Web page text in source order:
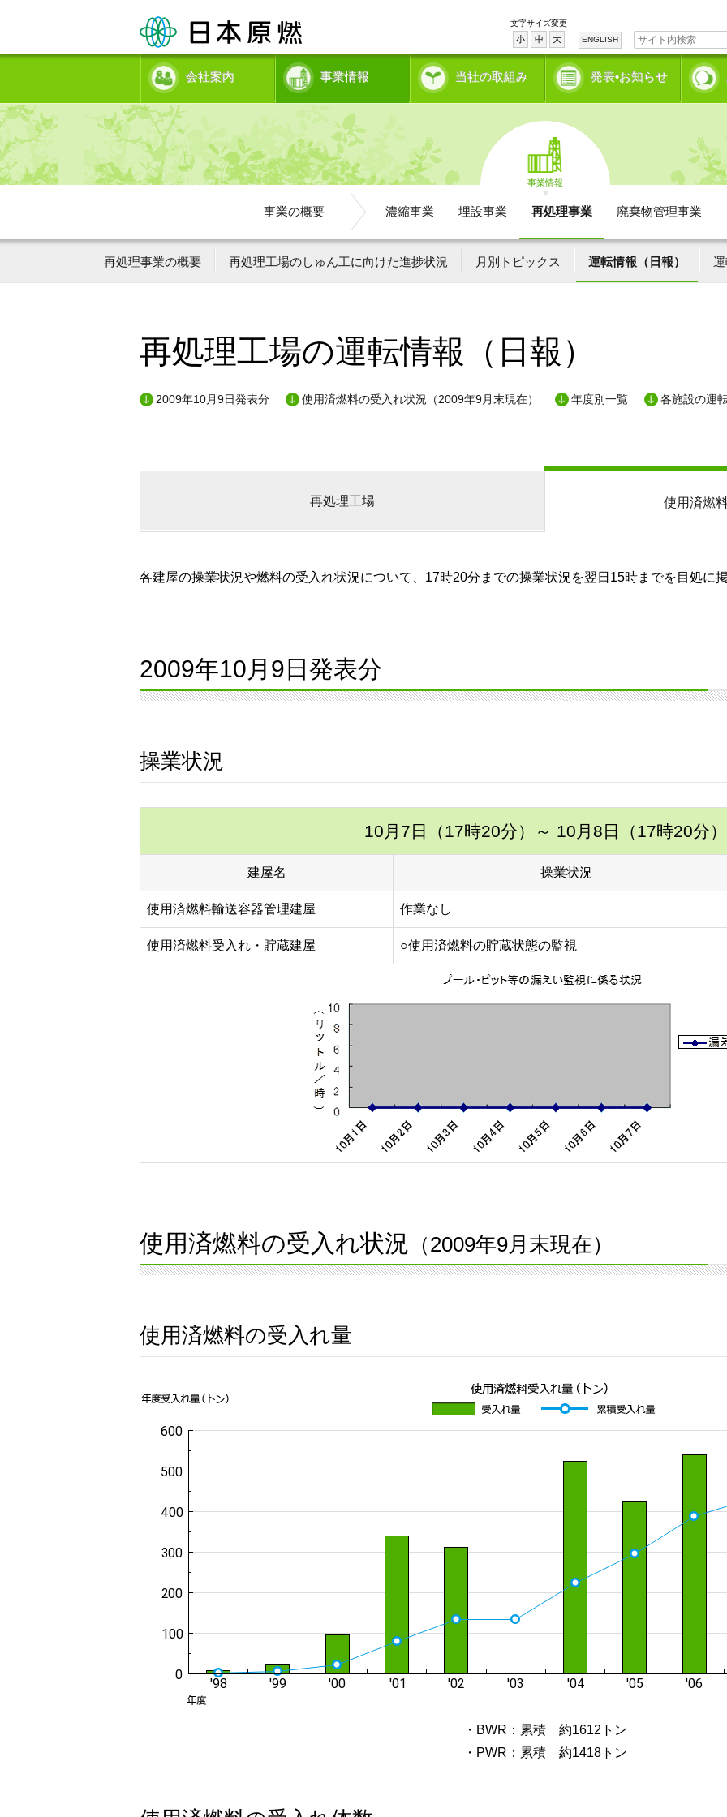
文字サイズ変更
小 中 大 ENGLISH
会社案内 事業情報 当社の取組み 発表•お知らせ
事業情報
事業の概要 濃縮事業 埋設事業 再処理事業 廃棄物管理事業
再処理事業の概要 再処理工場のしゅん工に向けた進捗状況 月別トピックス 運転情報（日報） 運
再処理工場の運転情報（日報）
2009年10月9日発表分 使用済燃料の受入れ状況（2009年9月末現在） 年度別一覧 各施設の運
再処理工場 使用済燃
各建屋の操業状況や燃料の受入れ状況について、17時20分までの操業状況を翌日15時までを目処に掲
2009年10月9日発表分
操業状況
10月7日（17時20分） ～ 10月8日（17時20分）
建屋名 操業状況
使用済燃料輸送容器管理建屋 作業なし
使用済燃料受入れ・貯蔵建屋 ○使用済燃料の貯蔵状態の監視
使用済燃料の受入れ状況 （2009年9月末現在）
使用済燃料の受入れ量
・BWR：累積 約1612トン
・PWR：累積 約1418トン